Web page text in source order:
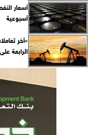
أسبوعية
«آخر
الرابعة